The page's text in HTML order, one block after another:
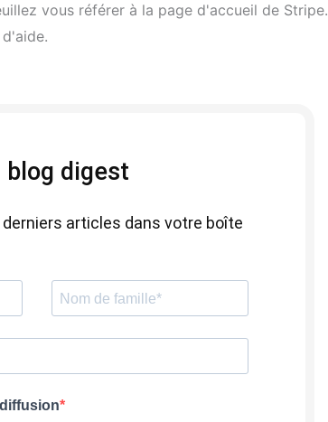
vous référer à la page d'accueil de Stripe.
blog digest
articles dans votre boîte